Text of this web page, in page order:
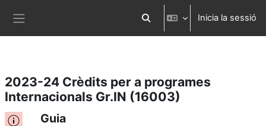
Ves al contingut principal Commuta l'entrada de la cerca
Inicia la sessió
2023-24 Crèdits per a programes
Internacionals Gr.IN (16003)
Guia